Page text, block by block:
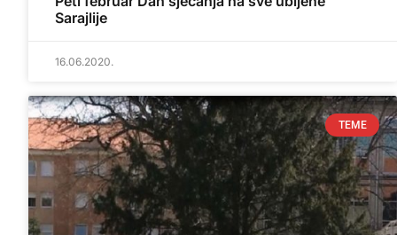
Sarajlije
16.06.2020.
TEME